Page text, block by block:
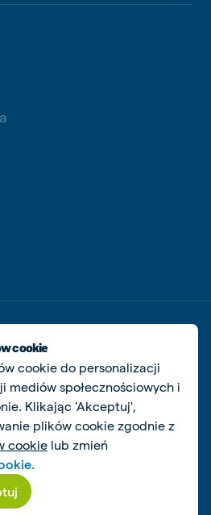
cookie
cookie
cookie do personalizacji
mediów społecznościowych i
Klikając 'Akceptuj',
plików cookie zgodnie z
cookie lub zmień